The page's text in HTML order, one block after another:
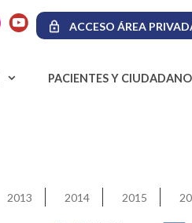
ACCESO ÁREA
PACIENTES Y
2013 2014 2015